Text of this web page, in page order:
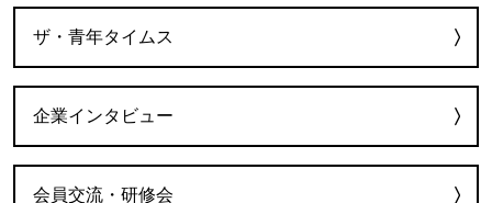
ザ・青年タイムス
企業インタビュー
会員交流・研修会